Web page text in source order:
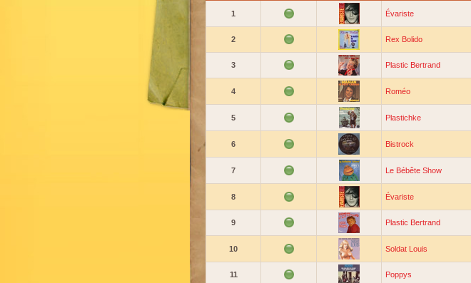
1 Évariste
2 Rex Bolido
3 Plastic Bertrand
4 Roméo
5 Plastichke
6 Bistrock
7 Le Bébête Show
8 Évariste
9 Plastic Bertrand
10 Soldat Louis
11 Poppys